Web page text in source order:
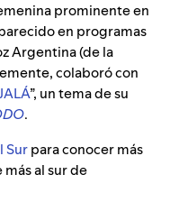
prominente en
en programas
Argentina (de la
colaboró con
”, un tema de su
.
Surpara conocer más
al sur de